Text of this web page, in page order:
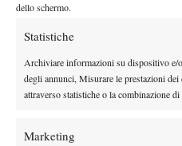
dello schermo.
Statistiche
Archiviare informazioni su dispositivo e/
degli annunci, Misurare le prestazioni
attraverso statistiche o la combinazione
Marketing
Soffermandosi poi sui
“Credo di aver implementato, e
sicuramente più pesante. Devo